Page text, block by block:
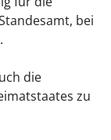
bei
die
zu